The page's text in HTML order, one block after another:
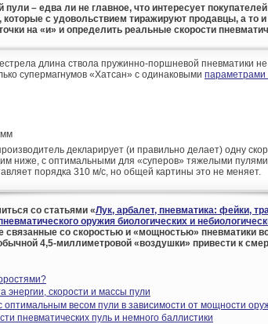
пули – едва ли не главное, что интересует
с удовольствием тиражируют продавцы, а то
на «и» и определить реальные скорости
длина ствола пружинно-поршневой пневматики
супермагнумов «Хатсан» с одинаковыми параметрами
декларирует (и правильно делает) одну
ниже, с оптимальными для «суперов» тяжелыми
порядка 310 м/с, но общей картины это не меняет.
со статьями «Лук, арбалет, пневматика: фейки,
оружия биологических и
связанные со скоростью и «мощностью» пневматики
4,5-миллиметровой «воздушки» привести к
энергии, скорости и массы пули
весом пули в зависимости от мощности
пневматических пуль и немного баллистики